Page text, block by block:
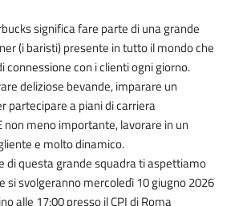
significa fare parte di una grande
(i baristi) presente in tutto il mondo che
connessione con i clienti ogni giorno.
deliziose bevande, imparare un
partecipare a piani di carriera
non meno importante, lavorare in un
e molto dinamico.
di questa grande squadra ti aspettiamo
si svolgeranno mercoledì 10 giugno 2026
alle 17:00 presso il CPI di Roma